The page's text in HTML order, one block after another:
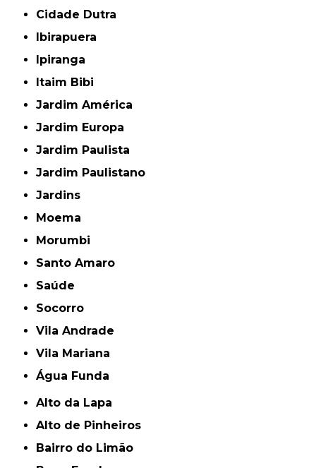
Cidade Dutra
Ibirapuera
Ipiranga
Itaim Bibi
Jardim América
Jardim Europa
Jardim Paulista
Jardim Paulistano
Jardins
Moema
Morumbi
Santo Amaro
Saúde
Socorro
Vila Andrade
Vila Mariana
Água Funda
Alto da Lapa
Alto de Pinheiros
Bairro do Limão